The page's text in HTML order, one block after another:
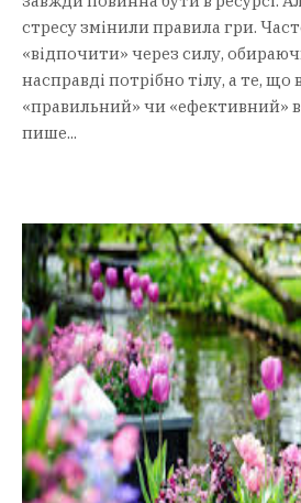
стресу змінили правила гри.
«відпочити» через силу,
насправді потрібно тілу, а те, що
«правильний» чи «ефективний»
пише...